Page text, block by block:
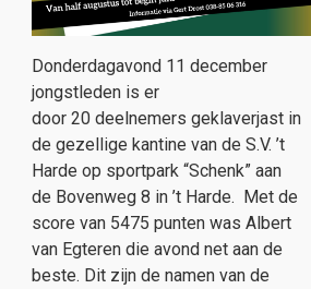
​Donderdagavond 11 december
jongstleden is er
door 20 deelnemers geklaverjast in
de gezellige kantine van de S.V. ’t
Harde op sportpark “Schenk” aan
de Bovenweg 8 in ’t Harde. ​Met de
score van 5475 punten was Albert
van Egteren die avond net aan de
beste. Dit zijn de namen van de